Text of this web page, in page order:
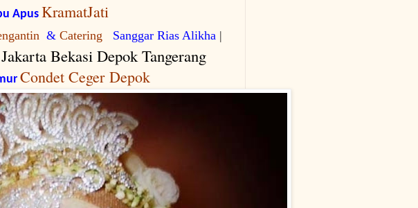
Apus KramatJati
& Catering Sanggar Rias Alikha |
Jakarta Bekasi Depok Tangerang
Condet Ceger Depok